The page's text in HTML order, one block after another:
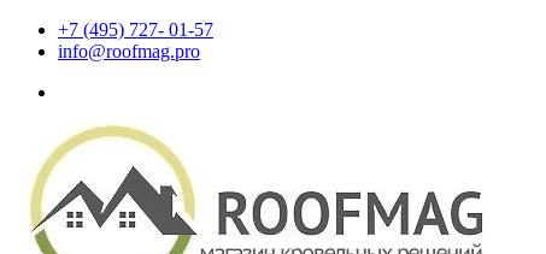
+7 (495) 727- 01-57
info@roofmag.pro